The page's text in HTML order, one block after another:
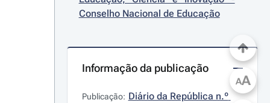
Conselho Nacional de Educação
Informação da publicação
Publicação: Diário da República n.º
AA